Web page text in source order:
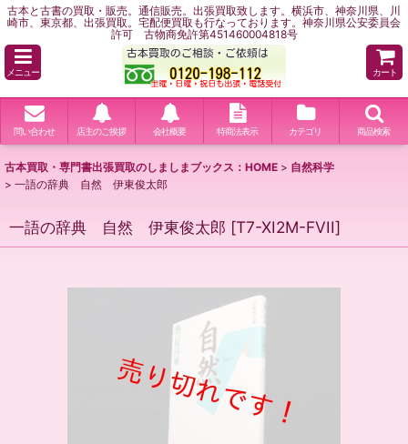
古本と古書の買取・販売。通信販売。出張買取致します。横浜市、神奈川県、川
崎市、東京都、出張買取。宅配便買取も行なっております。神奈川県公安委員会
許可 古物商免許第451460004818号
メニュー カート
問い合わせ 店主のご挨拶 会社概要 特商法表示 カテゴリ 商品検索
古本買取・専門書出張買取のしましまブックス：HOME > 自然科学
> 一語の辞典 自然 伊東俊太郎
一語の辞典 自然 伊東俊太郎 [T7-XI2M-FVII]